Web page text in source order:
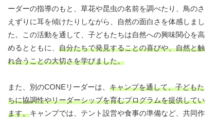
ーダーの指導のもと、草花や昆虫の名前を調べたり、鳥のさ
えずりに耳を傾けたりしながら、自然の面白さを体感しまし
た。この活動を通して、子どもたちは自然への興味関心を高
めるとともに、 自分たちで発見することの喜びや、自然と触
れ合うことの大切さを学びました。
また、別のCONEリーダーは、 キャンプを通して、子どもた
ちに協調性やリーダーシップを育むプログラムを提供してい
ます。キャンプでは、テント設営や食事の準備など、共同作